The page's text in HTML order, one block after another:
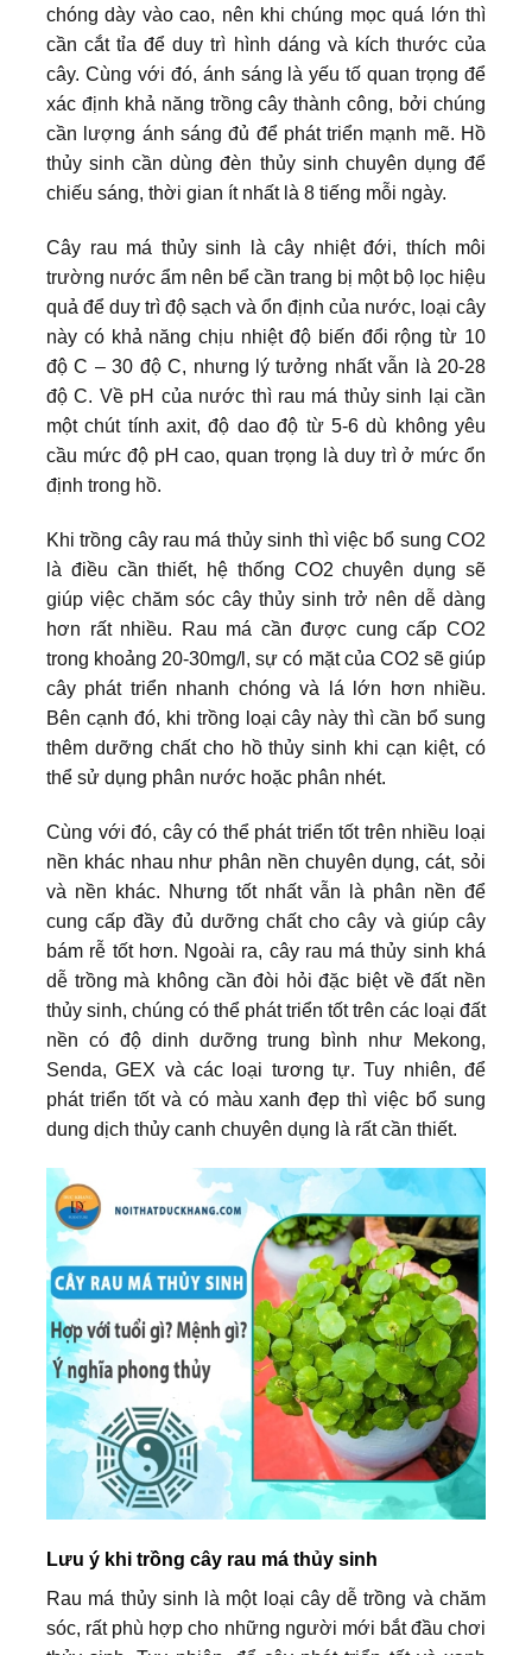
chóng dày vào cao, nên khi chúng mọc quá lớn thì
cần cắt tỉa để duy trì hình dáng và kích thước của
cây. Cùng với đó, ánh sáng là yếu tố quan trọng để
xác định khả năng trồng cây thành công, bởi chúng
cần lượng ánh sáng đủ để phát triển mạnh mẽ. Hồ
thủy sinh cần dùng đèn thủy sinh chuyên dụng để
chiếu sáng, thời gian ít nhất là 8 tiếng mỗi ngày.
Cây rau má thủy sinh là cây nhiệt đới, thích môi
trường nước ẩm nên bể cần trang bị một bộ lọc hiệu
quả để duy trì độ sạch và ổn định của nước, loại cây
này có khả năng chịu nhiệt độ biến đổi rộng từ 10
độ C – 30 độ C, nhưng lý tưởng nhất vẫn là 20-28
độ C. Về pH của nước thì rau má thủy sinh lại cần
một chút tính axit, độ dao độ từ 5-6 dù không yêu
cầu mức độ pH cao, quan trọng là duy trì ở mức ổn
định trong hồ.
Khi trồng cây rau má thủy sinh thì việc bổ sung CO2
là điều cần thiết, hệ thống CO2 chuyên dụng sẽ
giúp việc chăm sóc cây thủy sinh trở nên dễ dàng
hơn rất nhiều. Rau má cần được cung cấp CO2
trong khoảng 20-30mg/l, sự có mặt của CO2 sẽ giúp
cây phát triển nhanh chóng và lá lớn hơn nhiều.
Bên cạnh đó, khi trồng loại cây này thì cần bổ sung
thêm dưỡng chất cho hồ thủy sinh khi cạn kiệt, có
thể sử dụng phân nước hoặc phân nhét.
Cùng với đó, cây có thể phát triển tốt trên nhiều loại
nền khác nhau như phân nền chuyên dụng, cát, sỏi
và nền khác. Nhưng tốt nhất vẫn là phân nền để
cung cấp đầy đủ dưỡng chất cho cây và giúp cây
bám rễ tốt hơn. Ngoài ra, cây rau má thủy sinh khá
dễ trồng mà không cần đòi hỏi đặc biệt về đất nền
thủy sinh, chúng có thể phát triển tốt trên các loại đất
nền có độ dinh dưỡng trung bình như Mekong,
Senda, GEX và các loại tương tự. Tuy nhiên, để
phát triển tốt và có màu xanh đẹp thì việc bổ sung
dung dịch thủy canh chuyên dụng là rất cần thiết.
Lưu ý khi trồng cây rau má thủy sinh
Rau má thủy sinh là một loại cây dễ trồng và chăm
sóc, rất phù hợp cho những người mới bắt đầu chơi